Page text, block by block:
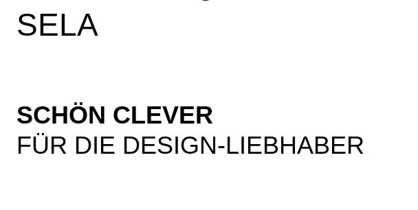
SELA
SCHÖN CLEVER
FÜR DIE DESIGN-LIEBHABER